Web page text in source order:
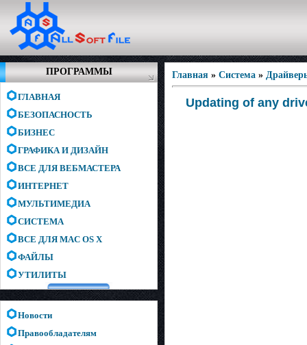
ПРОГРАММЫ
ГЛАВНАЯ
БЕЗОПАСНОСТЬ
БИЗНЕС
ГРАФИКА И ДИЗАЙН
ВСЕ ДЛЯ ВЕБМАСТЕРА
ИНТЕРНЕТ
МУЛЬТИМЕДИА
СИСТЕМА
ВСЕ ДЛЯ MAC OS X
ФАЙЛЫ
УТИЛИТЫ
Новости
Правообладателям
Главная » Система »
Updating of any